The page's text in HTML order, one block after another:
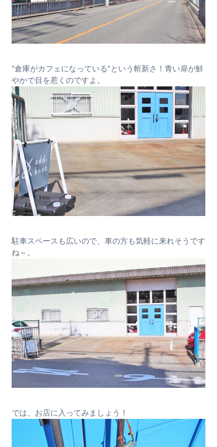
”倉庫がカフェになっている”という斬新さ！青い扉が鮮
やかで目を惹くのですよ。
駐車スペースも広いので、車の方も気軽に来れそうです
ね～。
では、お店に入ってみましょう！